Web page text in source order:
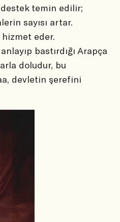
temin edilir;
sayısı artar.
hizmet eder.
bastırdığı Arapça
doludur, bu
devletin şerefini